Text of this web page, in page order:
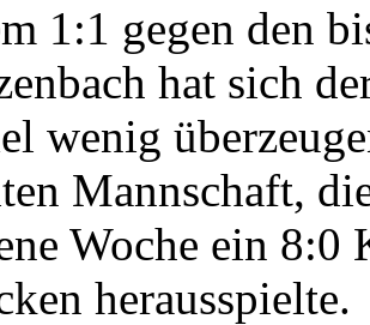
1:1 gegen den
hat sich
wenig
Mannschaft,
Woche ein 8:0
herausspielte.